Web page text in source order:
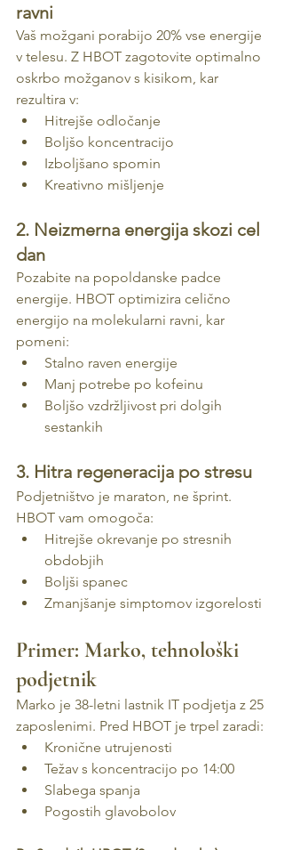
ravni
Vaš možgani porabijo 20% vse energije
v telesu. Z HBOT zagotovite optimalno
oskrbo možganov s kisikom, kar
rezultira v:
Hitrejše odločanje
Boljšo koncentracijo
Izboljšano spomin
Kreativno mišljenje
2. Neizmerna energija skozi cel
dan
Pozabite na popoldanske padce
energije. HBOT optimizira celično
energijo na molekularni ravni, kar
pomeni:
Stalno raven energije
Manj potrebe po kofeinu
Boljšo vzdržljivost pri dolgih
sestankih
3. Hitra regeneracija po stresu
Podjetništvo je maraton, ne šprint.
HBOT vam omogoča:
Hitrejše okrevanje po stresnih
obdobjih
Boljši spanec
Zmanjšanje simptomov izgorelosti
Primer: Marko, tehnološki
podjetnik
Marko je 38-letni lastnik IT podjetja z 25
zaposlenimi. Pred HBOT je trpel zaradi:
Kronične utrujenosti
Težav s koncentracijo po 14:00
Slabega spanja
Pogostih glavobolov